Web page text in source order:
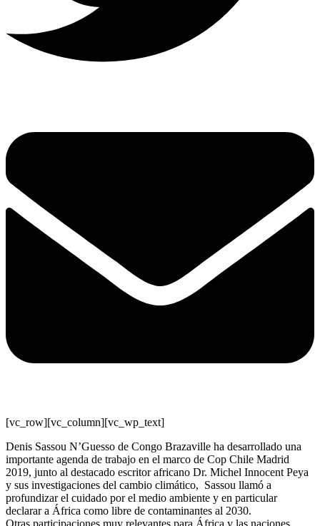
[vc_row][vc_column][vc_wp_text]
Denis Sassou N’Guesso de Congo Brazaville ha desarrollado una
importante agenda de trabajo en el marco de Cop Chile Madrid
2019, junto al destacado escritor africano Dr. Michel Innocent Peya
y sus investigaciones del cambio climático, Sassou llamó a
profundizar el cuidado por el medio ambiente y en particular
declarar a África como libre de contaminantes al 2030.
Otras participaciones muy relevantes para África y las naciones